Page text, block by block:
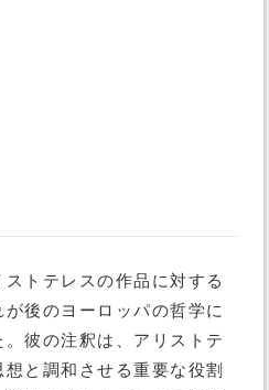
トテレスの作品に対する
後のヨーロッパの哲学に
彼の注釈は、アリストテ
と調和させる重要な役割